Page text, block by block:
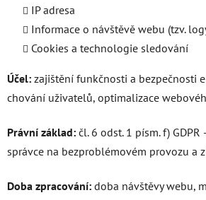
IP adresa
Informace o návštěvě webu (tzv.
Cookies a technologie sledování
Účel: zajištění funkčnosti a bezpečnosti
chování uživatelů, optimalizace
Právní základ: čl. 6 odst. 1 písm. f)
správce na bezproblémovém provozu a
Doba zpracování: doba návštěvy webu,